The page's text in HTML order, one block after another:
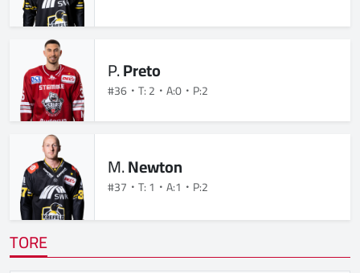
P.Preto
#36 T: 2 A:0 P:2
M.Newton
#37 T: 1 A:1 P:2
TORE